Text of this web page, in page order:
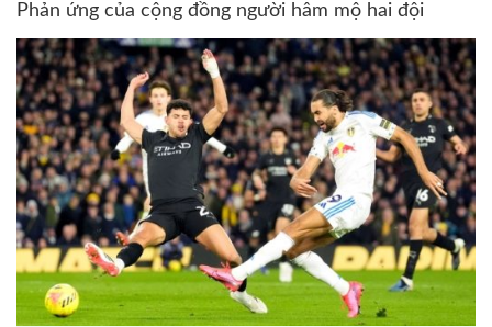
Phản ứng của cộng đồng người hâm mộ hai đội